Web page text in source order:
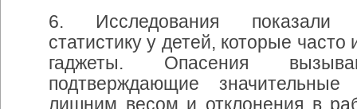
6. Исследования
показали
статистику у детей, которые часто
гаджеты. Опасения
подтверждающие
значительные
лишним весом и отклонения в